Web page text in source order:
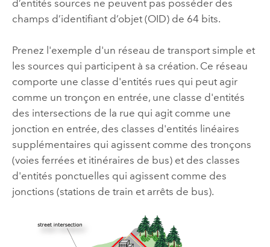
d’entités sources ne peuvent pas posséder des
champs d’identifiant d’objet (OID) de 64 bits.
Prenez l'exemple d'un réseau de transport simple et
les sources qui participent à sa création. Ce réseau
comporte une classe d'entités rues qui peut agir
comme un tronçon en entrée, une classe d'entités
des intersections de la rue qui agit comme une
jonction en entrée, des classes d'entités linéaires
supplémentaires qui agissent comme des tronçons
(voies ferrées et itinéraires de bus) et des classes
d'entités ponctuelles qui agissent comme des
jonctions (stations de train et arrêts de bus).